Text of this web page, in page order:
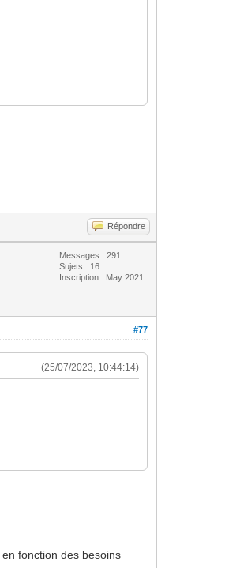
Répondre
Messages : 291
Sujets : 16
Inscription : May 2021
#77
(25/07/2023, 10:44:14)
fonction des besoins